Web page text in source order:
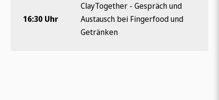
16:30 Uhr
ClayTogether - Gespräch und
Austausch bei Fingerfood und
Getränken